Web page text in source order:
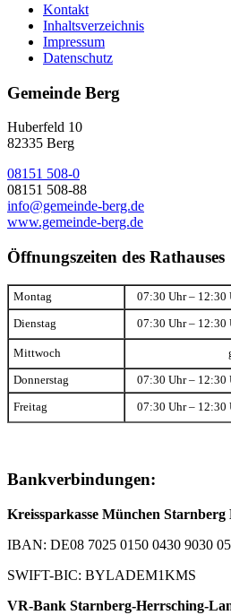
Kontakt
Inhaltsverzeichnis
Impressum
Datenschutz
Gemeinde Berg
Huberfeld 10
82335 Berg
08151 508-0
08151 508-88
info@gemeinde-berg.de
www.gemeinde-berg.de
Öffnungszeiten des Rathauses
Montag 07:30 Uhr – 12:30
Dienstag 07:30 Uhr – 12:30
Mittwoch
Donnerstag 07:30 Uhr – 12:30
Freitag 07:30 Uhr – 12:30
Bankverbindungen:
Kreissparkasse München Starnberg
IBAN: DE08 7025 0150 0430 9030 05
SWIFT-BIC: BYLADEM1KMS
VR-Bank Starnberg-Herrsching-